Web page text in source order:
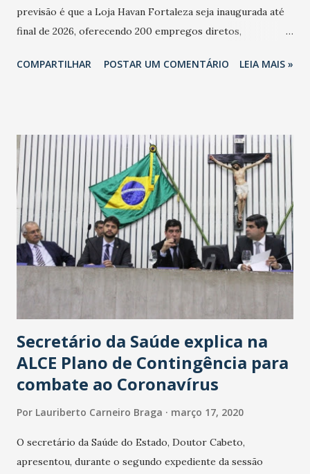
previsão é que a Loja Havan Fortaleza seja inaugurada até
final de 2026, oferecendo 200 empregos diretos,
Havan Fortaleza ainda não foi anunciada oficialmente, mas
COMPARTILHAR POSTAR UM COMENTÁRIO LEIA MAIS »
Secretário da Saúde explica na
ALCE Plano de Contingência para
combate ao Coronavírus
Por Lauriberto Carneiro Braga março 17, 2020
O secretário da Saúde do Estado, Doutor Cabeto,
apresentou, durante o segundo expediente da sessão